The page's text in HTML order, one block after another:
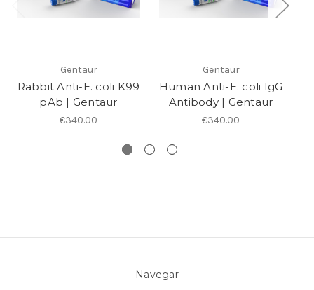
Gentaur
Rabbit Anti-E. coli K99
pAb | Gentaur
€340.00
Gentaur
Human Anti-E. coli IgG
Antibody | Gentaur
€340.00
Navegar